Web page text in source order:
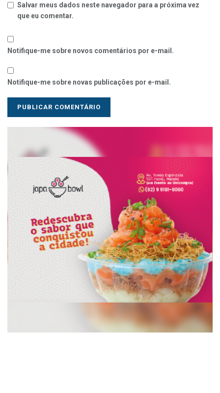
Salvar meus dados neste navegador para a próxima vez
que eu comentar.
Notifique-me sobre novos comentários por e-mail.
Notifique-me sobre novas publicações por e-mail.